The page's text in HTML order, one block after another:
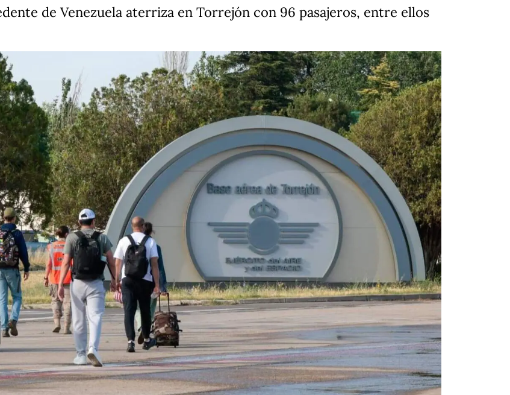
de Venezuela aterriza en Torrejón con 96 pasajeros, entre ellos